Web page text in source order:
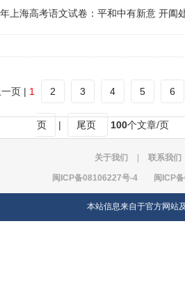
上海高考语文试卷：平和中有新意 开阖
页 | 1 2 3 4 5 6
页 | 尾页 100个文章/页
关于我们 联系我们
闽ICP备08106227号-4 闽ICP
本站信息来自于官方网站